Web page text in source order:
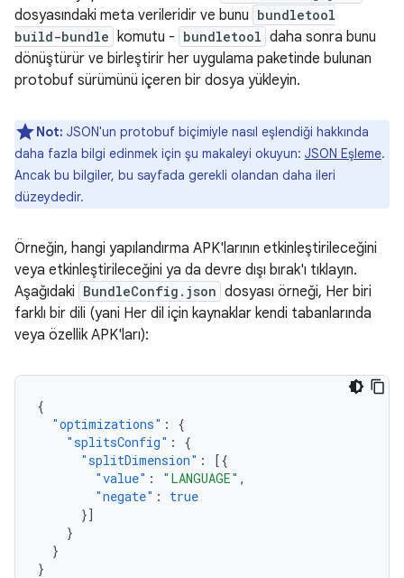
dosyasındaki meta verileridir ve bunu bundletool
build-bundle komutu - bundletool daha sonra bunu
dönüştürür ve birleştirir her uygulama paketinde bulunan
protobuf sürümünü içeren bir dosya yükleyin.
Not: JSON'un protobuf biçimiyle nasıl eşlendiği hakkında
daha fazla bilgi edinmek için şu makaleyi okuyun: JSON Eşleme.
Ancak bu bilgiler, bu sayfada gerekli olandan daha ileri
düzeydedir.
Örneğin, hangi yapılandırma APK'larının etkinleştirileceğini
veya etkinleştirileceğini ya da devre dışı bırak'ı tıklayın.
Aşağıdaki BundleConfig.json dosyası örneği, Her biri
farklı bir dili (yani Her dil için kaynaklar kendi tabanlarında
veya özellik APK'ları):
{
"optimizations" :
{
"splitsConfig" :
{
"splitDimension" :
[{
"value" : "LANGUAGE" ,
"negate" :
true
}]
}
}
}